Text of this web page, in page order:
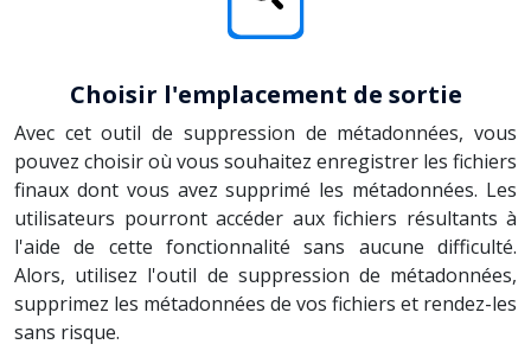
Choisir l'emplacement de sortie
Avec cet outil de suppression de métadonnées, vous
pouvez choisir où vous souhaitez enregistrer les fichiers
finaux dont vous avez supprimé les métadonnées. Les
utilisateurs pourront accéder aux fichiers résultants à
l'aide de cette fonctionnalité sans aucune difficulté.
Alors, utilisez l'outil de suppression de métadonnées,
supprimez les métadonnées de vos fichiers et rendez-les
sans risque.